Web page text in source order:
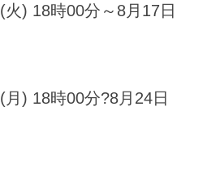
) 18時00分～8月17日
) 18時00分?8月24日